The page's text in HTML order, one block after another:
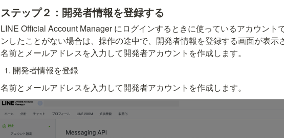
ステップ２：開発者情報を登録する
LINE Official Account Manager にログインするときに使っているアカウント
ンしたことがない場合は、操作の途中で、開発者情報を登録する画面が表示
名前とメールアドレスを入力して開発者アカウントを作成します。
開発者情報を登録
名前とメールアドレスを入力して開発者アカウントを作成します。